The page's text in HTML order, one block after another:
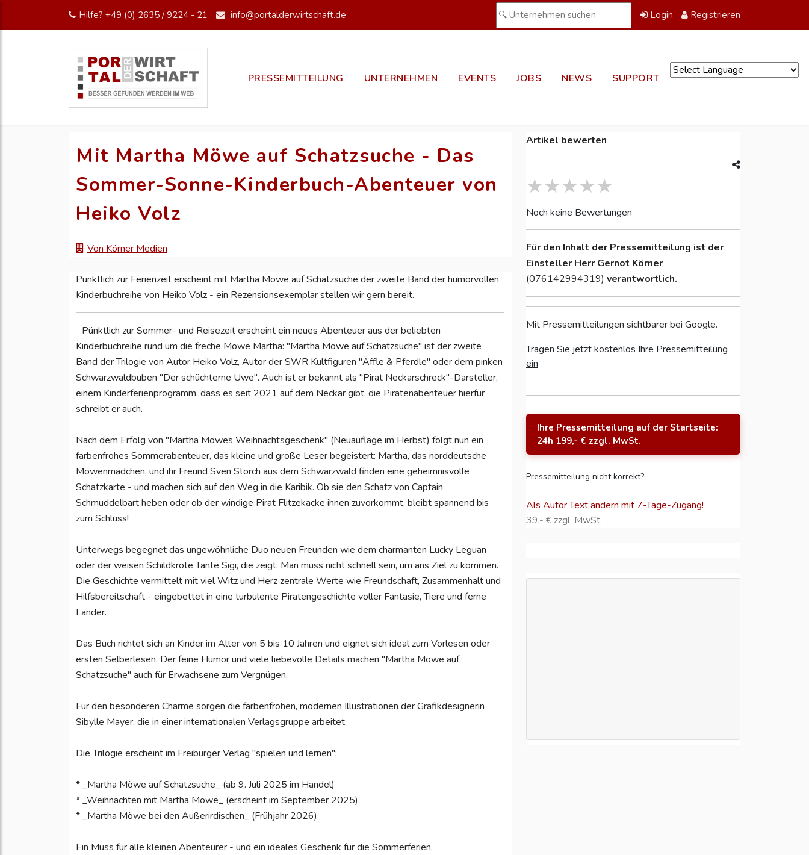
Hilfe? +49 (0) 2635 / 9224 - 21 info@portalderwirtschaft.de Login Registrieren
PRESSEMITTEILUNG UNTERNEHMEN EVENTS JOBS NEWS SUPPORT
Mit Martha Möwe auf Schatzsuche - Das
Sommer-Sonne-Kinderbuch-Abenteuer von
Heiko Volz
Von Körner Medien
Pünktlich zur Ferienzeit erscheint mit Martha Möwe auf Schatzsuche der zweite Band der humorvollen
Kinderbuchreihe von Heiko Volz - ein Rezensionsexemplar stellen wir gern bereit.
Pünktlich zur Sommer- und Reisezeit erscheint ein neues Abenteuer aus der beliebten
Kinderbuchreihe rund um die freche Möwe Martha: "Martha Möwe auf Schatzsuche" ist der zweite
Band der Trilogie von Autor Heiko Volz, Autor der SWR Kultfiguren "Äffle & Pferdle" oder dem pinken
Schwarzwaldbuben "Der schüchterne Uwe". Auch ist er bekannt als "Pirat Neckarschreck"-Darsteller,
einem Kinderferienprogramm, dass es seit 2021 auf dem Neckar gibt, die Piratenabenteuer hierfür
schreibt er auch.
Nach dem Erfolg von "Martha Möwes Weihnachtsgeschenk" (Neuauflage im Herbst) folgt nun ein
farbenfrohes Sommerabenteuer, das kleine und große Leser begeistert: Martha, das norddeutsche
Möwenmädchen, und ihr Freund Sven Storch aus dem Schwarzwald finden eine geheimnisvolle
Schatzkarte - und machen sich auf den Weg in die Karibik. Ob sie den Schatz von Captain
Schmuddelbart heben oder ob der windige Pirat Flitzekacke ihnen zuvorkommt, bleibt spannend bis
zum Schluss!
Unterwegs begegnet das ungewöhnliche Duo neuen Freunden wie dem charmanten Lucky Leguan
oder der weisen Schildkröte Tante Sigi, die zeigt: Man muss nicht schnell sein, um ans Ziel zu kommen.
Die Geschichte vermittelt mit viel Witz und Herz zentrale Werte wie Freundschaft, Zusammenhalt und
Hilfsbereitschaft - eingebettet in eine turbulente Piratengeschichte voller Fantasie, Tiere und ferne
Länder.
Das Buch richtet sich an Kinder im Alter von 5 bis 10 Jahren und eignet sich ideal zum Vorlesen oder
ersten Selberlesen. Der feine Humor und viele liebevolle Details machen "Martha Möwe auf
Schatzsuche" auch für Erwachsene zum Vergnügen.
Für den besonderen Charme sorgen die farbenfrohen, modernen Illustrationen der Grafikdesignerin
Sibylle Mayer, die in einer internationalen Verlagsgruppe arbeitet.
Die Trilogie erscheint im Freiburger Verlag "spielen und lernen":
* _Martha Möwe auf Schatzsuche_ (ab 9. Juli 2025 im Handel)
* _Weihnachten mit Martha Möwe_ (erscheint im September 2025)
* _Martha Möwe bei den Außerirdischen_ (Frühjahr 2026)
Ein Muss für alle kleinen Abenteurer - und ein ideales Geschenk für die Sommerferien.
Artikel bewerten
Noch keine Bewertungen
Für den Inhalt der Pressemitteilung ist der
Einsteller Herr Gernot Körner
(076142994319) verantwortlich.
Mit Pressemitteilungen sichtbarer bei Google.
Tragen Sie jetzt kostenlos Ihre Pressemitteilung
ein
Ihre Pressemitteilung auf der Startseite:
24h 199,- € zzgl. MwSt.
Pressemitteilung nicht korrekt?
Als Autor Text ändern mit 7-Tage-Zugang!
39,- € zzgl. MwSt.